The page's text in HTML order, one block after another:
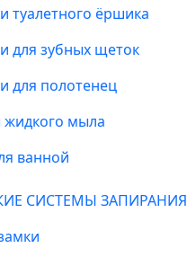
туалетного ёршика
для зубных щеток
для полотенец
жидкого мыла
ванной
СИСТЕМЫ ЗАПИРАНИЯ